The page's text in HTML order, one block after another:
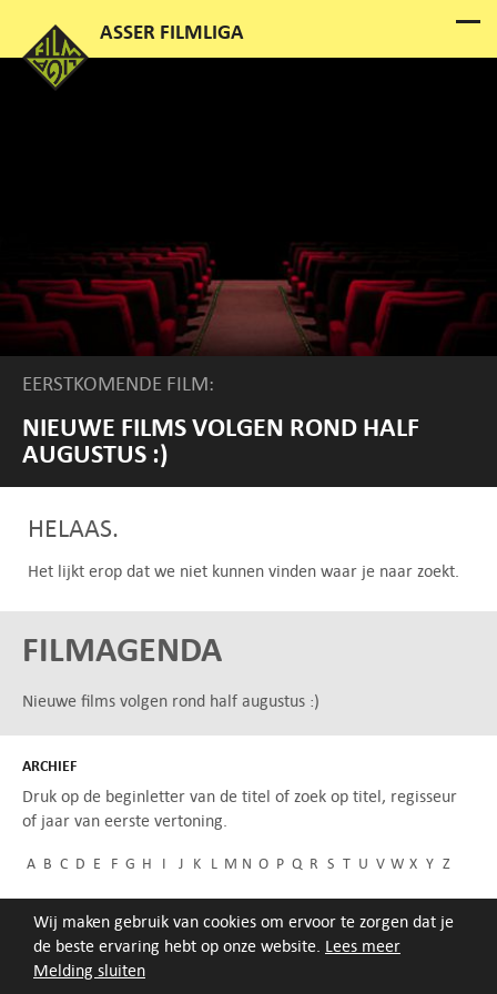
Melding sluiten
Wij maken gebruik van cookies om ervoor te zorgen dat je
de beste ervaring hebt op onze website. Lees meer
EERSTKOMENDE FILM:
NIEUWE FILMS VOLGEN ROND HALF
AUGUSTUS :)
HELAAS.
Het lijkt erop dat we niet kunnen vinden waar je naar zoekt.
FILMAGENDA
Nieuwe films volgen rond half augustus :)
ARCHIEF
Druk op de beginletter van de titel of zoek op titel, regisseur
of jaar van eerste vertoning.
A B C D E F G H I J K L M N O P Q R S T U V W X Y Z